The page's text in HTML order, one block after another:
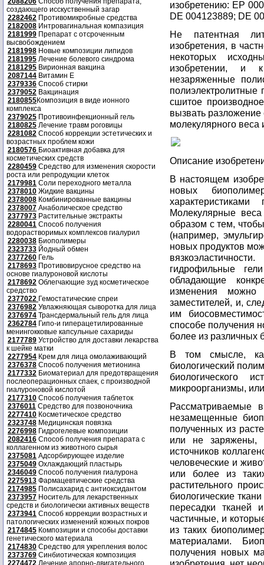
создающего исскуственный загар
2282462 Противомикробные средства
2182008 Интровагинальная компазиция
2181999 Препарат с отсроченным
высвобождением
2181998 Новые композиции липидов
2181995 Лечение болевого синдрома
2181295 Вирионная вакцина
2087144 Витамин Е
2379336 Способ стирки
2379052 Вакцинация
2180855Композиция в виде ионного
комплекса
2379025 Противоинфекционный гель
2180825 Лечение травм роговицы
2281082 Способ коррекции эстетических и
возрастных проблем кожи
2180576 Биоактивная добавка для
косметических средств
2280459 Средство для изменения скорости
роста или репродукции клеток
2179981 Соли переходного металла
2378010 Жидкие вакцины
2378008 Комбинированные вакцины
2378007 Анаболическое средство
2377973 Растительные экстракты
2280041 Способ получения
водорастворимых комплексов гиалурил
2280038 Биополимеры
2323733 Йодный обмен
2377260 Гель
2178693 Противовирусное средство на
основе гиалуроновой кислоты
2178692 Облегчающие зуд косметическое
средство
2377022 Гемостатические спреи
2376982 Увлажняющая сыворотка для лица
2376974 Трансдермальный гель для лица
2362784 Гипо-и гиперацетилированные
менингокковые капсульные сахариды
2177789 Устройство для доставки лекарства
к шейке матки
2277954 Крем для лица омолаживающий
2376378 Способ получения метионина
2177332 Биоматериал для предотвращения
послеоперационных спаек, с производной
гиалуроновой кислотой
2177310 Способ получения таблеток
2376011 Средство для позвоночника
2277410 Косметическое средство
2323748 Медицинская повязка
2276998 Гидрогелевые композиции
2082416 Способ получения препарата с
коллагенном из животного сырья
2375081 Адсорбирующее изделие
2375049 Охлаждающий пластырь
2346049 Способ получения гиалурона
2275913 Фармацевтические средства
2174985 Полисахарид с антиоксидантом
2373957 Носитель для лекарственных
средств и биологически активных веществ
2373941 Способ коррекции возрастных и
патологических изменений кожных покров
2174845 Композиции и способы доставки
генетического материала
2174830 Средство для укрепления волос
2373769 Синбиотическая композиция
2274472 Лечение апорно-двигательного
изобретению: EP
DE 004123889; DE
Не патентная
изобретения, в
некоторых
изобретении, и
незаряженные
полиэлектролитные
сшитое
вызвать
молекулярного веса
Описание
В настоящем
новых
Молекулярные
образом с тем,
(например,
новых продуктов
гидрофильные
обладающие
изменения можно
заместителей, и,
им
способе получения
более из различных
В том смысле,
биологический
биологического
микроорганизмы,
Рассматриваемые
незамещенные
полученных из
или не заряжены,
источников
человеческие и
или более из
растительного
биологические
пересадки тканей
частичные, и
из таких
материалами.
получения новых